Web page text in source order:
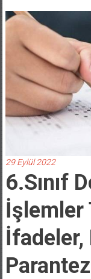
29 Eylül 2022
6.Sınıf
İşlemler
İfadeler,